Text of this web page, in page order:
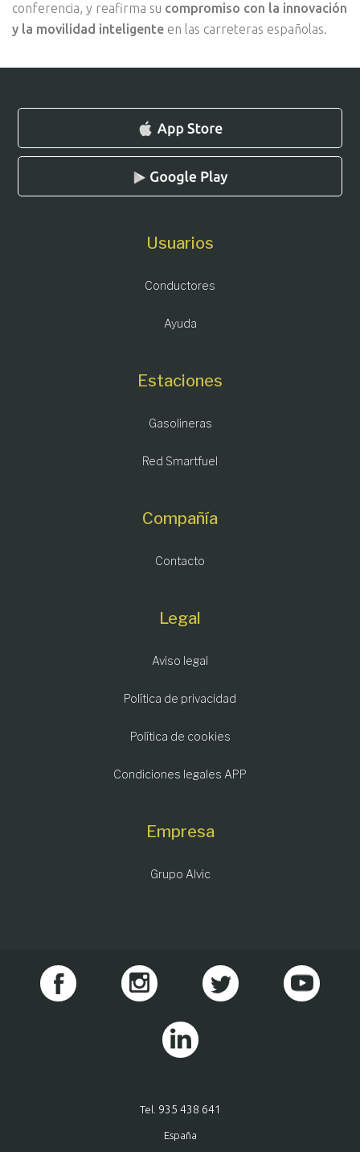
conferencia, y reafirma su compromiso con la innovación
y la movilidad inteligente en las carreteras españolas.
Usuarios
Conductores
Ayuda
Estaciones
Gasolineras
Red Smartfuel
Compañía
Contacto
Legal
Aviso legal
Política de privacidad
Política de cookies
Condiciones legales APP
Empresa
Grupo Alvic
Tel. 935 438 641
España